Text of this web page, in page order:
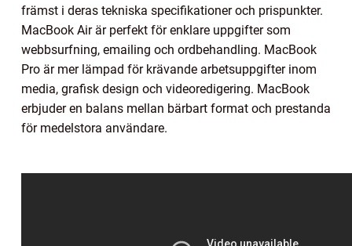
främst i deras tekniska specifikationer och prispunkter.
MacBook Air är perfekt för enklare uppgifter som
webbsurfning, emailing och ordbehandling. MacBook
Pro är mer lämpad för krävande arbetsuppgifter inom
media, grafisk design och videoredigering. MacBook
erbjuder en balans mellan bärbart format och prestanda
för medelstora användare.